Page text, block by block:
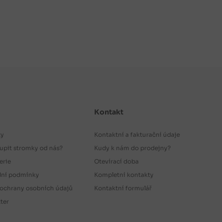
stromky od nás?
podmínky
osobních údajů
Kontakt
Kontaktní a fakturační údaje
Kudy k nám do prodejny?
Otevírací doba
Kompletní kontakty
Kontaktní formulář